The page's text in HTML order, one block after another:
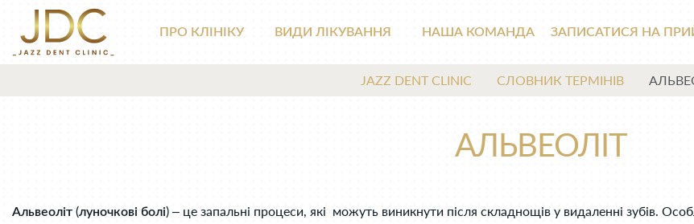
ПРО КЛІНІКУ ВИДИ ЛІКУВАННЯ НАША КОМАНДА ЗАПИСАТИСЯ НА
JAZZ DENT CLINIC СЛОВНИК ТЕРМІНІВ
АЛЬВЕОЛІТ
Альвеоліт (луночкові болі) – це запальні процеси, які можуть виникнути після складнощів у видаленні зубів.